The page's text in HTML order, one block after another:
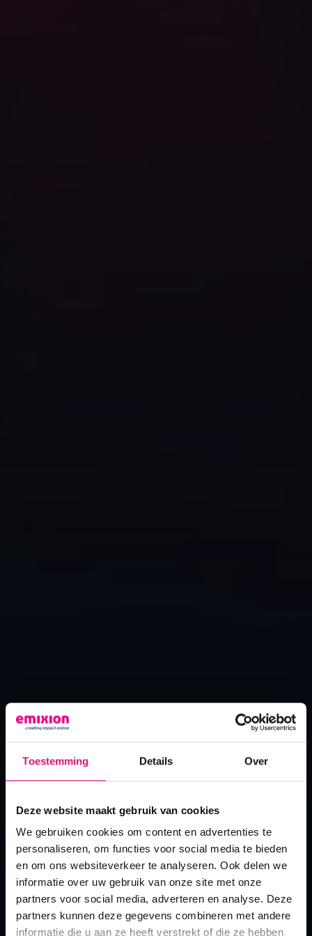
Toestemming Details Over
Deze website maakt gebruik van cookies
We gebruiken cookies om content en advertenties te
personaliseren, om functies voor social media te bieden
en om ons websiteverkeer te analyseren. Ook delen we
informatie over uw gebruik van onze site met onze
partners voor social media, adverteren en analyse. Deze
partners kunnen deze gegevens combineren met andere
informatie die u aan ze heeft verstrekt of die ze hebben
samen winnen we...
our mission
the crew
vacatures